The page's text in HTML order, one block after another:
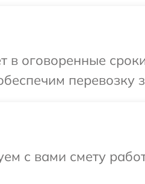
оговоренные
перевозку
с вами смету